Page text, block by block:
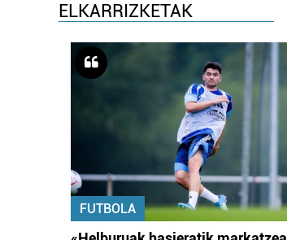
ELKARRIZKETAK
FUTBOLA